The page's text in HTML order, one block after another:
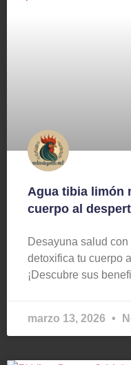
Agua tibia limón
cuerpo al
Desayuna salud
detoxifica tu cuerpo
¡Descubre sus
marzo 13, 2026